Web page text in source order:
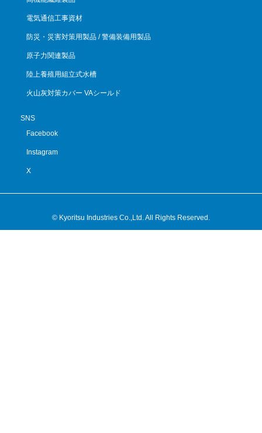
電気通信工事資材
防災・災害対策用製品 / 警備装備用製品
原子力関連製品
陸上養殖用組立式水槽
火山灰対策カバー VAシールド
SNS
Facebook
Instagram
X
© Kyoritsu Industries Co.,Ltd. All Rights Reserved.